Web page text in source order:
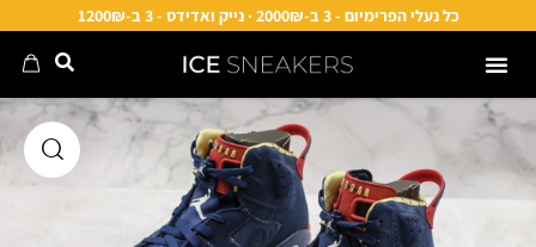
כל נעלי הפרימיום - 3 ב-2000₪ · נייק ואדידס - 3 ב-1200₪